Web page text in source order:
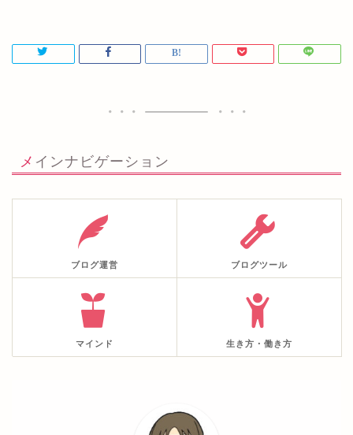
メインナビゲーション
ブログ運営 ブログツール
マインド 生き方・働き方